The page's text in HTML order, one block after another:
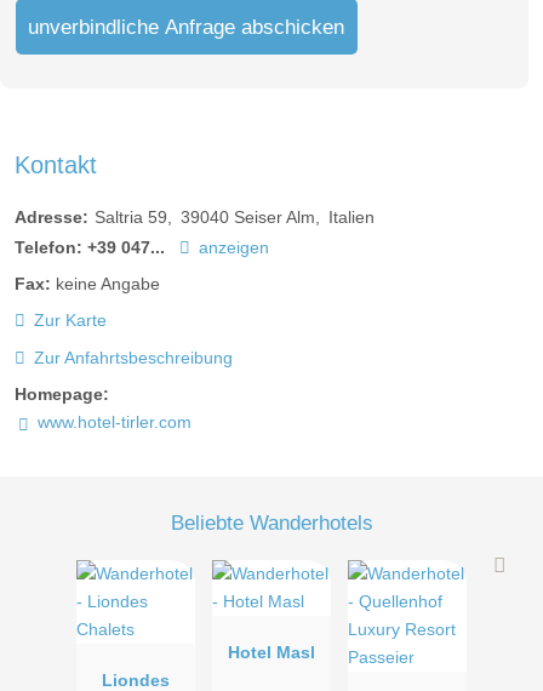
unverbindliche Anfrage abschicken
Kontakt
Adresse: Saltria 59 39040 Seiser Alm
Italien
Telefon: +39 047...
anzeigen
Fax: keine Angabe
Zur Karte
Zur Anfahrtsbeschreibung
Homepage:
www.hotel-tirler.com
Beliebte Wanderhotels
Liondes
Hotel Masl